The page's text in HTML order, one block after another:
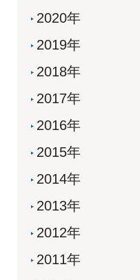
2020年
2019年
2018年
2017年
2016年
2015年
2014年
2013年
2012年
2011年